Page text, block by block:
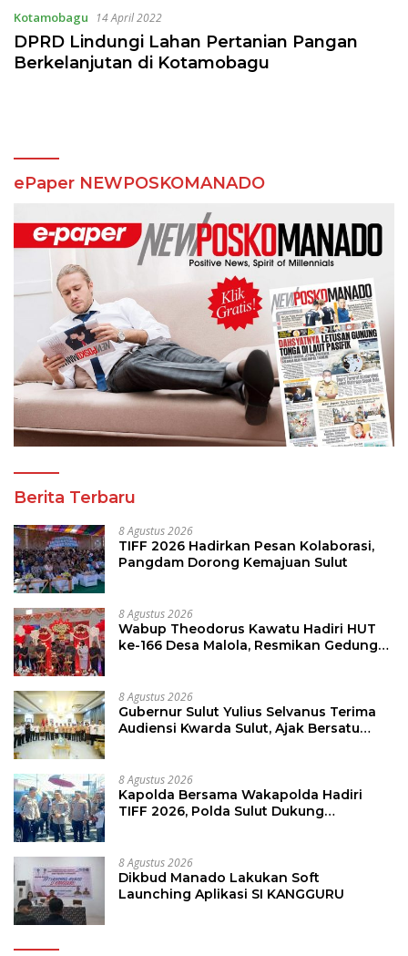
Kotamobagu 14 April 2022
DPRD Lindungi Lahan Pertanian Pangan
Berkelanjutan di Kotamobagu
ePaper NEWPOSKOMANADO
Berita Terbaru
8 Agustus 2026
TIFF 2026 Hadirkan Pesan Kolaborasi,
Pangdam Dorong Kemajuan Sulut
8 Agustus 2026
Wabup Theodorus Kawatu Hadiri HUT
ke-166 Desa Malola, Resmikan Gedung
8 Agustus 2026
Gubernur Sulut Yulius Selvanus Terima
Audiensi Kwarda Sulut, Ajak Bersatu
8 Agustus 2026
Kapolda Bersama Wakapolda Hadiri
TIFF 2026, Polda Sulut Dukung
8 Agustus 2026
Dikbud Manado Lakukan Soft
Launching Aplikasi SI KANGGURU